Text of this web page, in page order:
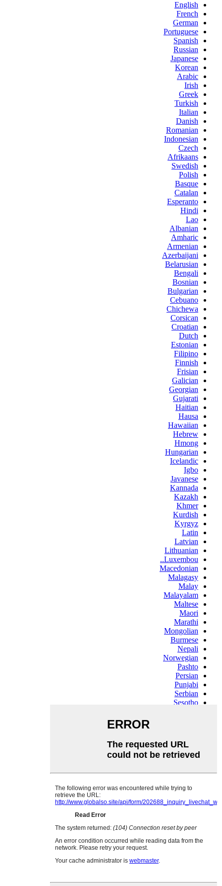
English
French
German
Portuguese
Spanish
Russian
Japanese
Korean
Arabic
Irish
Greek
Turkish
Italian
Danish
Romanian
Indonesian
Czech
Afrikaans
Swedish
Polish
Basque
Catalan
Esperanto
Hindi
Lao
Albanian
Amharic
Armenian
Azerbaijani
Belarusian
Bengali
Bosnian
Bulgarian
Cebuano
Chichewa
Corsican
Croatian
Dutch
Estonian
Filipino
Finnish
Frisian
Galician
Georgian
Gujarati
Haitian
Hausa
Hawaiian
Hebrew
Hmong
Hungarian
Icelandic
Igbo
Javanese
Kannada
Kazakh
Khmer
Kurdish
Kyrgyz
Latin
Latvian
Lithuanian
Luxembou..
Macedonian
Malagasy
Malay
Malayalam
Maltese
Maori
Marathi
Mongolian
Burmese
Nepali
Norwegian
Pashto
Persian
Punjabi
Serbian
Sesotho
Samoan
Scots Gaelic
Sindhi
Swahili
Tajik
Thai
Ukrainian
Urdu
Xhosa